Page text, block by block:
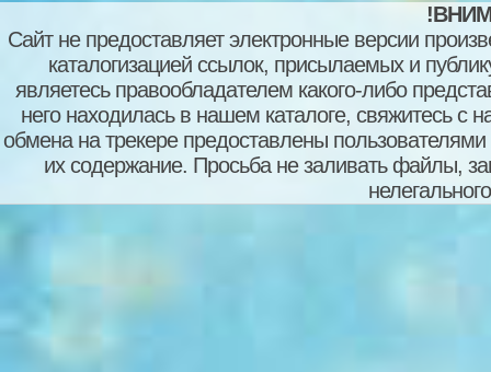
Сайт не предоставляет электронные версии
каталогизацией ссылок, присылаемых и
являетесь правообладателем какого-либо
него находилась в нашем каталоге, свяжитесь
обмена на трекере предоставлены пользователями
их содержание. Просьба не заливать файлы,